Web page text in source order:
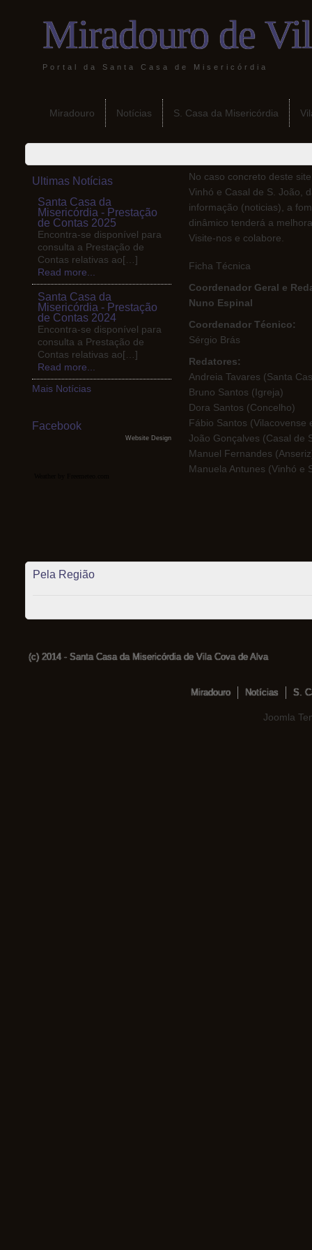
Miradouro de
Portal da Santa Casa de Misericórdia
Miradouro Notícias S. Casa da Misericórdia
Ultimas Notícias
Santa Casa da
Misericórdia - Prestação
de Contas 2025
Encontra-se disponível para
consulta a Prestação de
Contas relativas ao[…]
Read more...
Santa Casa da
Misericórdia - Prestação
de Contas 2024
Encontra-se disponível para
consulta a Prestação de
Contas relativas ao[…]
Read more...
Mais Notícias
Facebook
Website Design
No caso concreto deste
Vinhó e Casal de S. João,
informação (noticias), a
dinâmico tenderá a
Visite-nos e colabore.
Ficha Técnica
Coordenador Geral e
Nuno Espinal
Coordenador Técnico:
Sérgio Brás
Redatores:
Andreia Tavares (Santa
Bruno Santos (Igreja)
Dora Santos (Concelho)
Fábio Santos (Vilacovense
João Gonçalves (Casal de
Manuel Fernandes
Manuela Antunes (Vinhó e
Pela Região
(c) 2014 - Santa Casa da Misericórdia de Vila Cova de Alva
Miradouro Notícias S.
Joomla